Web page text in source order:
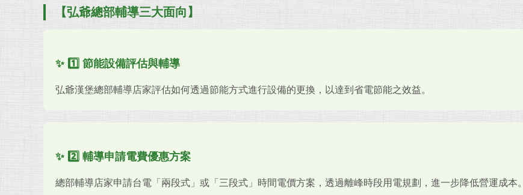
【弘爺總部輔導三大面向】
✨ 1️⃣ 節能設備評估與輔導
弘爺漢堡總部輔導店家評估如何透過節能方式進行設備的更換，以達到省電節能之效益。
✨ 2️⃣ 輔導申請電費優惠方案
總部輔導店家申請台電「兩段式」或「三段式」時間電價方案，透過離峰時段用電規劃，進一步降低營運成本。